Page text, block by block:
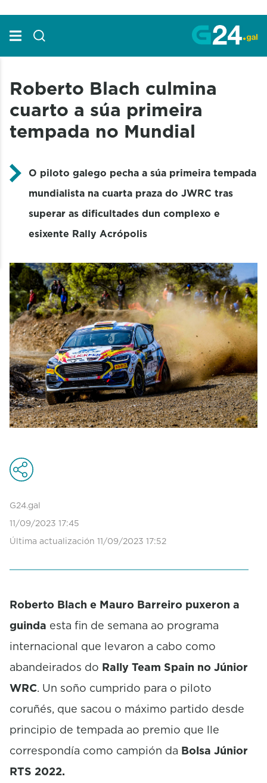
Roberto Blach culmina
cuarto a súa primeira
tempada no Mundial
O piloto galego pecha a súa primeira tempada
mundialista na cuarta praza do JWRC tras
superar as dificultades dun complexo e
esixente Rally Acrópolis
G24.gal
11/09/2023 17:45
Última actualización 11/09/2023 17:52
Roberto Blach e Mauro Barreiro puxeron a
guinda esta fin de semana ao programa
internacional que levaron a cabo como
abandeirados do Rally Team Spain no Júnior
WRC. Un soño cumprido para o piloto
coruñés, que sacou o máximo partido desde
principio de tempada ao premio que lle
correspondía como campión da Bolsa Júnior
RTS 2022.